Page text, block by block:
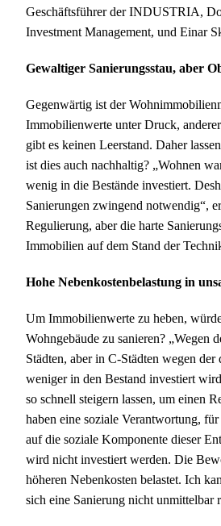
Geschäftsführer der INDUSTRIA,
Investment Management, und Einar
Gewaltiger Sanierungsstau, aber
Gegenwärtig ist der
Immobilienwerte unter Druck,
gibt es keinen Leerstand. Daher
ist dies auch nachhaltig? „Wohnen
wenig in die Bestände investiert.
Sanierungen zwingend notwendig“,
Regulierung, aber die harte
Immobilien auf dem Stand der
Hohe Nebenkostenbelastung in
Um Immobilienwerte zu heben,
Wohngebäude zu sanieren? „Wegen
Städten, aber in C-Städten wegen
weniger in den Bestand investiert
so schnell steigern lassen, um einen
haben eine soziale Verantwortung,
auf die soziale Komponente dieser
wird nicht investiert werden. Die
höheren Nebenkosten belastet. Ich
sich eine Sanierung nicht